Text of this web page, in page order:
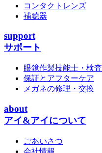
コンタクトレンズ
補聴器
support
サポート
眼鏡作製技能士・検査
保証とアフターケア
メガネの修理・交換
about
アイ&アイについて
ごあいさつ
会社情報